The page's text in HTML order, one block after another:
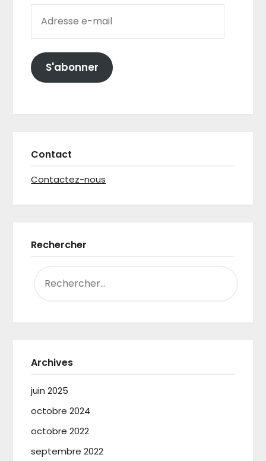
S'abonner
Contact
Contactez-nous
Rechercher
Archives
juin 2025
octobre 2024
octobre 2022
septembre 2022